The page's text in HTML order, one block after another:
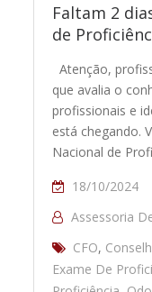
Faltam 2
de
Atenção,
que avalia o
profissionais e
está chegando.
Nacional de
18/10/2024
Assessoria
CFO,
Exame De